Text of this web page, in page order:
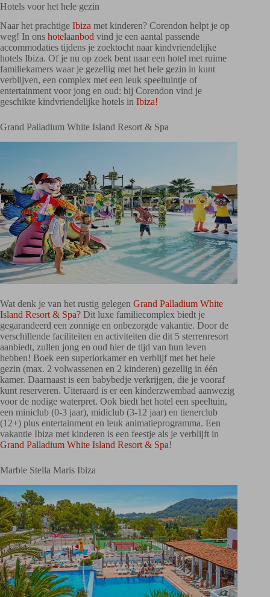
Hotels voor het hele gezin
Naar het prachtige Ibiza met kinderen? Corendon helpt je op
weg! In ons hotelaanbod vind je een aantal passende
accommodaties tijdens je zoektocht naar kindvriendelijke
hotels Ibiza. Of je nu op zoek bent naar een hotel met ruime
familiekamers waar je gezellig met het hele gezin in kunt
verblijven, een complex met een leuk speeltuintje of
entertainment voor jong en oud: bij Corendon vind je
geschikte kindvriendelijke hotels in Ibiza!
Grand Palladium White Island Resort & Spa
Wat denk je van het rustig gelegen Grand Palladium White
Island Resort & Spa? Dit luxe familiecomplex biedt je
gegarandeerd een zonnige en onbezorgde vakantie. Door de
verschillende faciliteiten en activiteiten die dit 5 sterrenresort
aanbiedt, zullen jong en oud hier de tijd van hun leven
hebben! Boek een superiorkamer en verblijf met het hele
gezin (max. 2 volwassenen en 2 kinderen) gezellig in één
kamer. Daarnaast is een babybedje verkrijgen, die je vooraf
kunt reserveren. Uiteraard is er een kinderzwembad aanwezig
voor de nodige waterpret. Ook biedt het hotel een speeltuin,
een miniclub (0-3 jaar), midiclub (3-12 jaar) en tienerclub
(12+) plus entertainment en leuk animatieprogramma. Een
vakantie Ibiza met kinderen is een feestje als je verblijft in
Grand Palladium White Island Resort & Spa!
Marble Stella Maris Ibiza